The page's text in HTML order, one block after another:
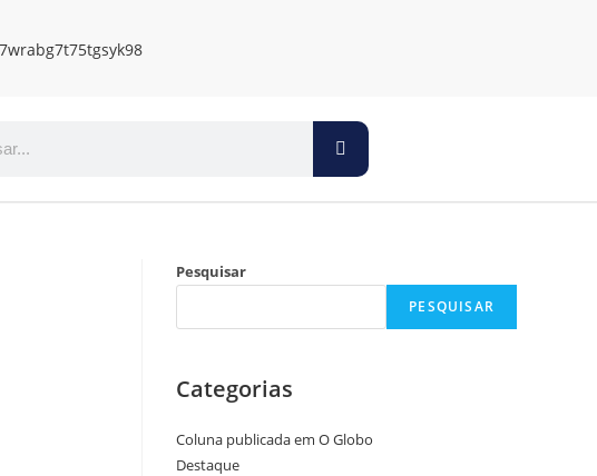
Pesquisar
PESQUISAR
Categorias
Coluna publicada em O Globo
Destaque